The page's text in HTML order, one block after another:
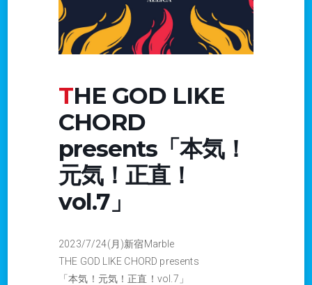
THE GOD LIKE
CHORD
presents「本気！
元気！正直！
vol.7」
2023/7/24(月)新宿Marble
THE GOD LIKE CHORD presents
「本気！元気！正直！vol.7」